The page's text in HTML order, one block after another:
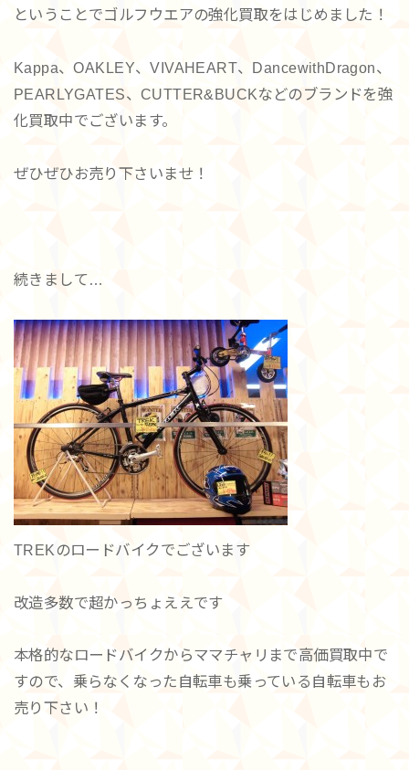
ということでゴルフウエアの強化買取をはじめました！
Kappa、OAKLEY、VIVAHEART、DancewithDragon、
PEARLYGATES、CUTTER&BUCKなどのブランドを強
化買取中でございます。
ぜひぜひお売り下さいませ！
続きまして…
TREKのロードバイクでございます
改造多数で超かっちょええです
本格的なロードバイクからママチャリまで高価買取中で
すので、乗らなくなった自転車も乗っている自転車もお
売り下さい！